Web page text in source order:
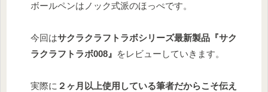
ボールペンはノック式派のほっぺです。
今回はサクラクラフトラボシリーズ最新製品『サク
ラクラフトラボ008』 をレビューしていきます。
実際に ２ヶ月以上使用している筆者だからこそ伝え